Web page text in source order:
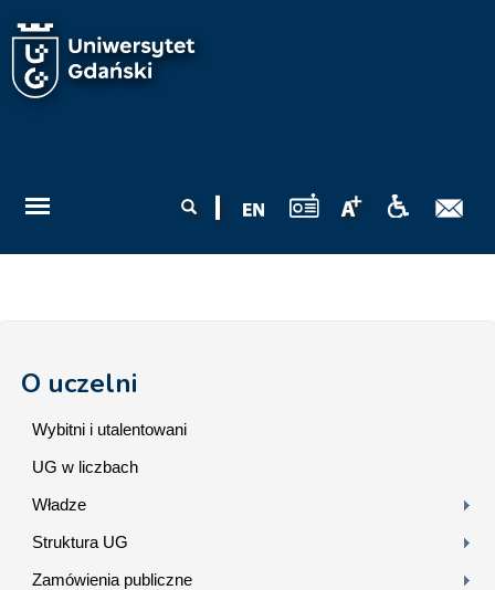
wyszukiwania
O uczelni
Wybitni i utalentowani
UG w liczbach
Władze
Struktura UG
Zamówienia publiczne